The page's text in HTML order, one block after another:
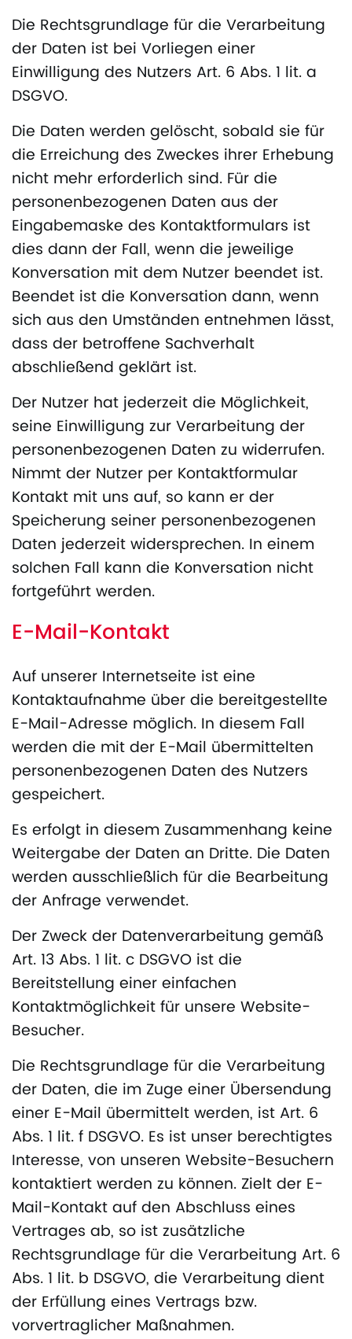
Die Rechtsgrundlage für die Verarbeitung
der Daten ist bei Vorliegen einer
Einwilligung des Nutzers Art. 6 Abs. 1 lit. a
DSGVO.
Die Daten werden gelöscht, sobald sie für
die Erreichung des Zweckes ihrer Erhebung
nicht mehr erforderlich sind. Für die
personenbezogenen Daten aus der
Eingabemaske des Kontaktformulars ist
dies dann der Fall, wenn die jeweilige
Konversation mit dem Nutzer beendet ist.
Beendet ist die Konversation dann, wenn
sich aus den Umständen entnehmen lässt,
dass der betroffene Sachverhalt
abschließend geklärt ist.
Der Nutzer hat jederzeit die Möglichkeit,
seine Einwilligung zur Verarbeitung der
personenbezogenen Daten zu widerrufen.
Nimmt der Nutzer per Kontaktformular
Kontakt mit uns auf, so kann er der
Speicherung seiner personenbezogenen
Daten jederzeit widersprechen. In einem
solchen Fall kann die Konversation nicht
fortgeführt werden.
E-Mail-Kontakt
Auf unserer Internetseite ist eine
Kontaktaufnahme über die bereitgestellte
E-Mail-Adresse möglich. In diesem Fall
werden die mit der E-Mail übermittelten
personenbezogenen Daten des Nutzers
gespeichert.
Es erfolgt in diesem Zusammenhang keine
Weitergabe der Daten an Dritte. Die Daten
werden ausschließlich für die Bearbeitung
der Anfrage verwendet.
Der Zweck der Datenverarbeitung gemäß
Art. 13 Abs. 1 lit. c DSGVO ist die
Bereitstellung einer einfachen
Kontaktmöglichkeit für unsere Website-
Besucher.
Die Rechtsgrundlage für die Verarbeitung
der Daten, die im Zuge einer Übersendung
einer E-Mail übermittelt werden, ist Art. 6
Abs. 1 lit. f DSGVO. Es ist unser berechtigtes
Interesse, von unseren Website-Besuchern
kontaktiert werden zu können. Zielt der E-
Mail-Kontakt auf den Abschluss eines
Vertrages ab, so ist zusätzliche
Rechtsgrundlage für die Verarbeitung Art. 6
Abs. 1 lit. b DSGVO, die Verarbeitung dient
der Erfüllung eines Vertrags bzw.
vorvertraglicher Maßnahmen.